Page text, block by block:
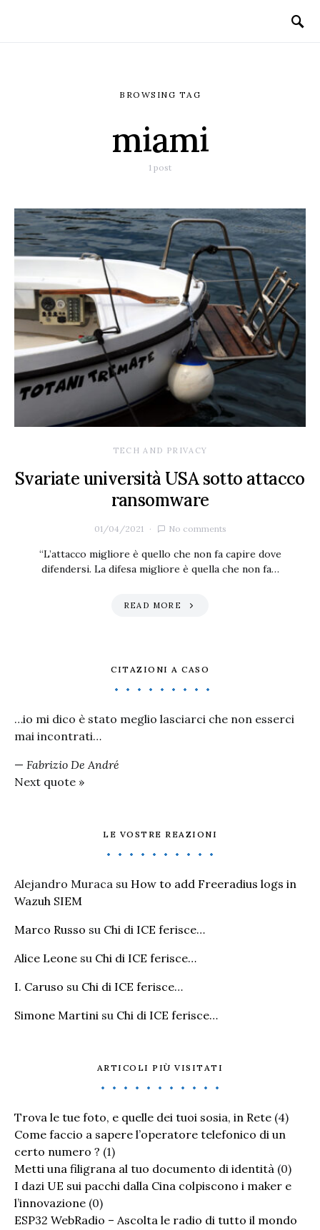
BROWSING TAG
miami
1 post
TECH AND PRIVACY
Svariate università USA sotto attacco
ransomware
01/04/2021 No comments
“L’attacco migliore è quello che non fa capire dove
difendersi. La difesa migliore è quella che non fa…
READ MORE
CITAZIONI A CASO
…io mi dico è stato meglio lasciarci che non esserci
mai incontrati…
— Fabrizio De André
Next quote »
LE VOSTRE REAZIONI
Alejandro Muraca su How to add Freeradius logs in
Wazuh SIEM
Marco Russo su Chi di ICE ferisce…
Alice Leone su Chi di ICE ferisce…
I. Caruso su Chi di ICE ferisce…
Simone Martini su Chi di ICE ferisce…
ARTICOLI PIÙ VISITATI
Trova le tue foto, e quelle dei tuoi sosia, in Rete (4)
Come faccio a sapere l’operatore telefonico di un
certo numero ? (1)
Metti una filigrana al tuo documento di identità (0)
I dazi UE sui pacchi dalla Cina colpiscono i maker e
l’innovazione (0)
ESP32 WebRadio – Ascolta le radio di tutto il mondo